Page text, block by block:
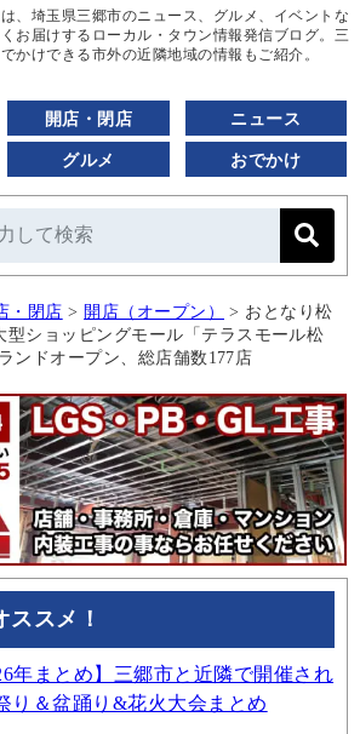
、埼玉県三郷市のニュース、グルメ、イベントな
お届けするローカル・タウン情報発信ブログ。三
かけできる市外の近隣地域の情報もご紹介。
開店・閉店 ニュース
グルメ おでかけ
・閉店 > 開店（オープン） > おとなり松
型ショッピングモール「テラスモール松
ンドオープン、総店舗数177店
ススメ！
年まとめ】三郷市と近隣で開催され
り＆盆踊り&花火大会まとめ